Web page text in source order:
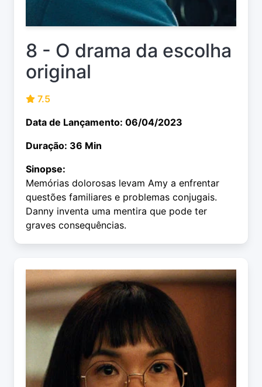
8 - O drama da escolha
original
7.5
Data de Lançamento: 06/04/2023
Duração: 36 Min
Sinopse:
Memórias dolorosas levam Amy a enfrentar
questões familiares e problemas conjugais.
Danny inventa uma mentira que pode ter
graves consequências.